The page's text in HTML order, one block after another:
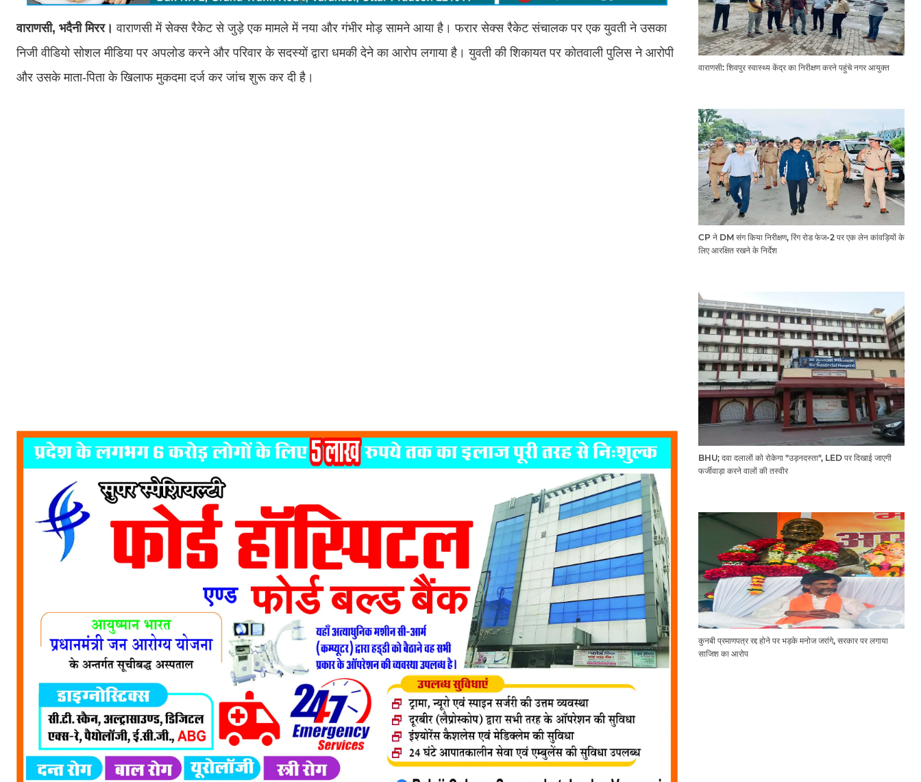
वाराणसी, भदैनी मिरर। वाराणसी में सेक्स रैकेट से जुड़े एक मामले में नया और गंभीर मोड़ सामने आया है। फरार सेक्स रैकेट संचालक पर एक युवती ने उसका
निजी वीडियो सोशल मीडिया पर अपलोड करने और परिवार के सदस्यों द्वारा धमकी देने का आरोप लगाया है। युवती की शिकायत पर कोतवाली पुलिस ने आरोपी
और उसके माता-पिता के खिलाफ मुकदमा दर्ज कर जांच शुरू कर दी है।
वाराणसी: शिवपुर स्वास्थ्य केंद्र का निरीक्षण करने पहुंचे नगर आयुक्त
CP ने DM संग किया निरीक्षण, रिंग रोड फेज-2 पर एक लेन कांवड़ियों के
लिए आरक्षित रखने के निर्देश
BHU; दवा दलालों को रोकेगा "उड़नदस्ता", LED पर दिखाई जाएगी
फर्जीवाड़ा करने वालों की तस्वीर
कुनबी प्रमाणपत्र रद्द होने पर भड़के मनोज जरांगे, सरकार पर लगाया
साजिश का आरोप